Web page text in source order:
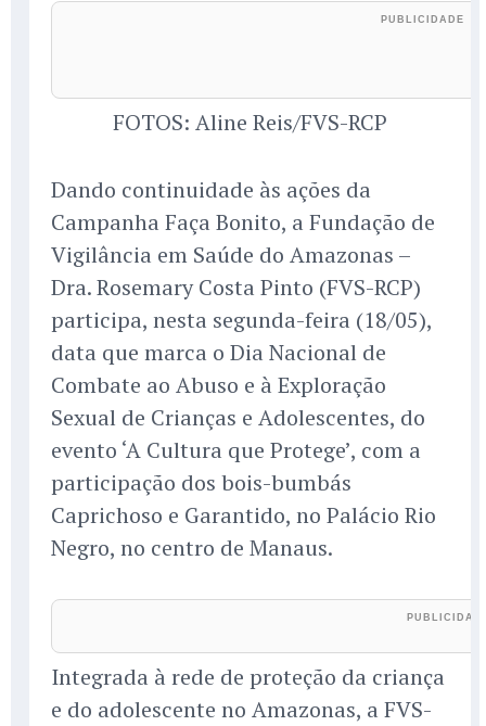
FOTOS: Aline Reis/FVS-RCP
Dando continuidade às ações da
Campanha Faça Bonito, a Fundação de
Vigilância em Saúde do Amazonas –
Dra. Rosemary Costa Pinto (FVS-RCP)
participa, nesta segunda-feira (18/05),
data que marca o Dia Nacional de
Combate ao Abuso e à Exploração
Sexual de Crianças e Adolescentes, do
evento ‘A Cultura que Protege’, com a
participação dos bois-bumbás
Caprichoso e Garantido, no Palácio Rio
Negro, no centro de Manaus.
Integrada à rede de proteção da criança
e do adolescente no Amazonas, a FVS-